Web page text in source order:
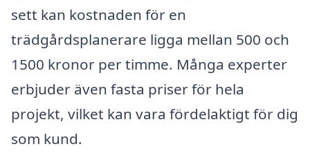
sett kan kostnaden för en
trädgårdsplanerare ligga mellan 500 och
1500 kronor per timme. Många experter
erbjuder även fasta priser för hela
projekt, vilket kan vara fördelaktigt för dig
som kund.